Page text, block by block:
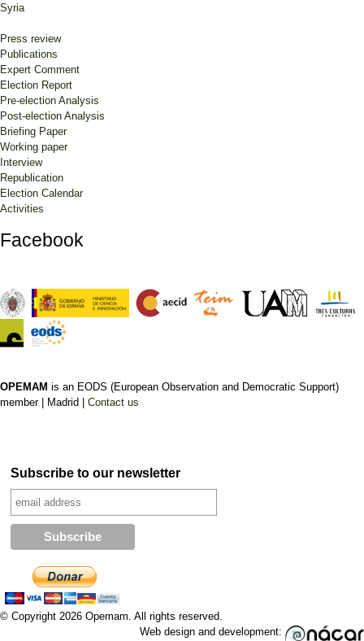
Syria
Press review
Publications
Expert Comment
Election Report
Pre-election Analysis
Post-election Analysis
Briefing Paper
Working paper
Interview
Republication
Election Calendar
Activities
Facebook
OPEMAM is an EODS (European Observation and Democratic Support)
member | Madrid | Contact us
Subscribe to our newsletter
© Copyright 2026 Opemam. All rights reserved.
Web design and development: